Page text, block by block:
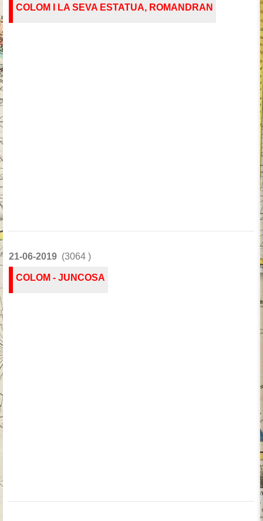
COLOM I LA SEVA ESTATUA, ROMANDRAN
21-06-2019 (3064 )
COLOM - JUNCOSA